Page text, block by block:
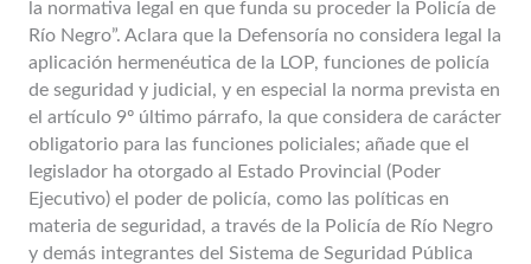
la normativa legal en que funda su proceder la Policía de
Río Negro”. Aclara que la Defensoría no considera legal la
aplicación hermenéutica de la LOP, funciones de policía
de seguridad y judicial, y en especial la norma prevista en
el artículo 9º último párrafo, la que considera de carácter
obligatorio para las funciones policiales; añade que el
legislador ha otorgado al Estado Provincial (Poder
Ejecutivo) el poder de policía, como las políticas en
materia de seguridad, a través de la Policía de Río Negro
y demás integrantes del Sistema de Seguridad Pública